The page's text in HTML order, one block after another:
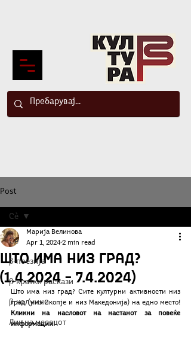
Post
Сè
β-поезија
β-кратки раскази
β-колумни
Лик на месецот
Сè
Што има низ град?
(1.4.2024 – 7.4.2024)
Марија Велинова
Apr 1, 2024 2 min read
Што има низ град? Сите културни активности низ
Кликни на насловот на настанот за повеќе
информации!